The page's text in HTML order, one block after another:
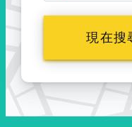
現在搜